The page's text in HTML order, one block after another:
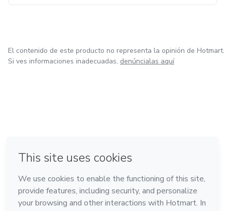
El contenido de este producto no representa la opinión de Hotmart.
Si ves informaciones inadecuadas, denúncialas aquí
Hecho con❤ en Belo Horizonte